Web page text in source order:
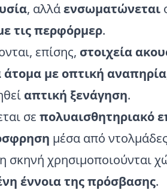
, αλλάενσωματώνεται
τις περφόρμερ.
επίσης, στοιχεία
άτομα με οπτική αναπηρία
απτική ξενάγηση.
σε πολυαισθητηριακό
μέσα από
σκηνή χρησιμοποιούνται
έννοια της πρόσβασης.